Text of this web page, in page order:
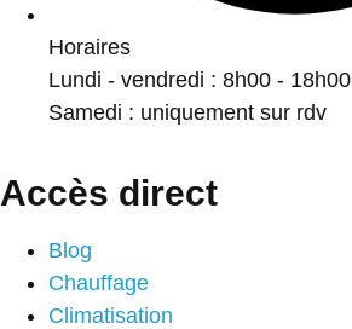
Horaires
Lundi - vendredi : 8h00 - 18h00
Samedi : uniquement sur rdv
Accès direct
Blog
Chauffage
Climatisation